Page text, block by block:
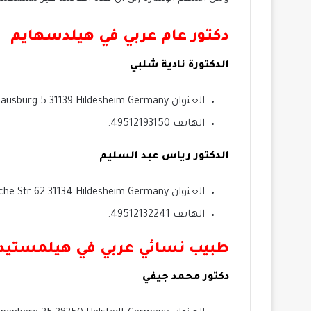
دكتور عام عربي في هيلدسهايم
الدكتورة نادية شلبي
العنوان GroBe Kalausburg 5 31139 Hildesheim Germany.
الهاتف 49512193150.
الدكتور رياس عبد السليم
العنوان Goslarsche Str 62 31134 Hildesheim Germany.
الهاتف 49512132241.
طبيب نسائي عربي في
دكتور محمد جيفي